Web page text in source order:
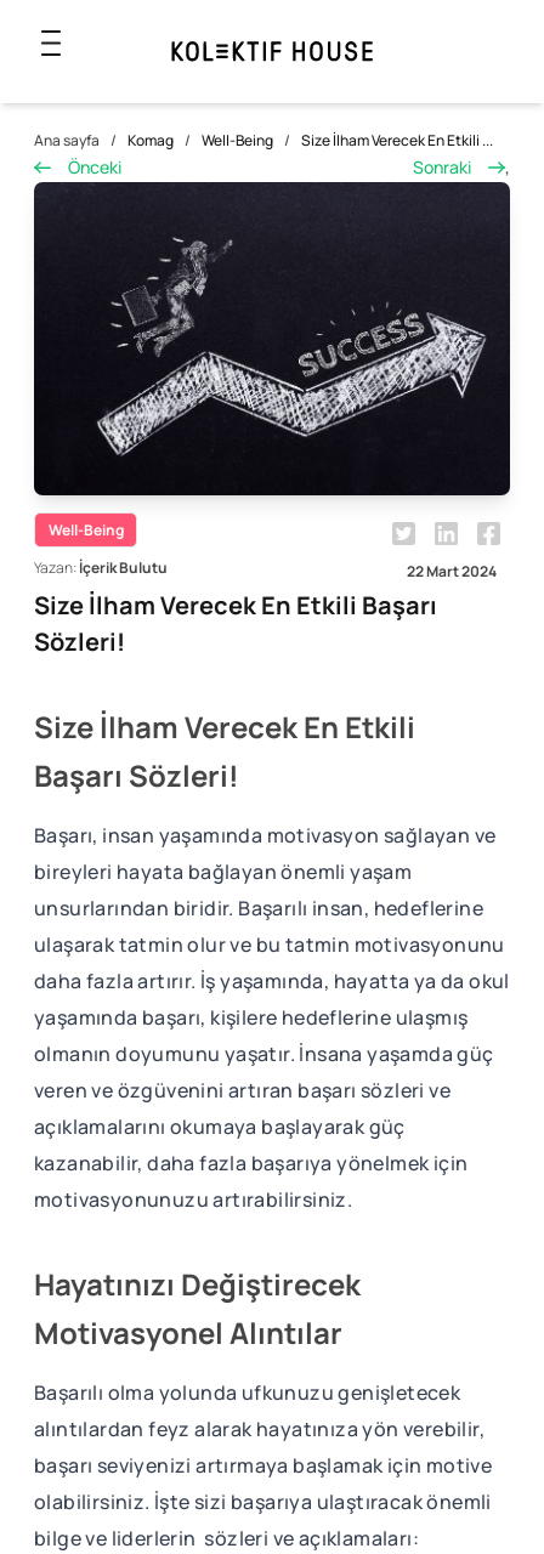
Ana sayfa / Komag / Well-Being / Size İlham Verecek En Etkili ...
Önceki Sonraki ,
Well-Being
Yazan:İçerik Bulutu 22 Mart 2024
Size İlham Verecek En Etkili Başarı
Sözleri!
Size İlham Verecek En Etkili
Başarı Sözleri!
Başarı, insan yaşamında motivasyon sağlayan ve
bireyleri hayata bağlayan önemli yaşam
unsurlarından biridir. Başarılı insan, hedeflerine
ulaşarak tatmin olur ve bu tatmin motivasyonunu
daha fazla artırır. İş yaşamında, hayatta ya da okul
yaşamında başarı, kişilere hedeflerine ulaşmış
olmanın doyumunu yaşatır. İnsana yaşamda güç
veren ve özgüvenini artıran başarı sözleri ve
açıklamalarını okumaya başlayarak güç
kazanabilir, daha fazla başarıya yönelmek için
motivasyonunuzu artırabilirsiniz.
Hayatınızı Değiştirecek
Motivasyonel Alıntılar
Başarılı olma yolunda ufkunuzu genişletecek
alıntılardan feyz alarak hayatınıza yön verebilir,
başarı seviyenizi artırmaya başlamak için motive
olabilirsiniz. İşte sizi başarıya ulaştıracak önemli
bilge ve liderlerin sözleri ve açıklamaları: